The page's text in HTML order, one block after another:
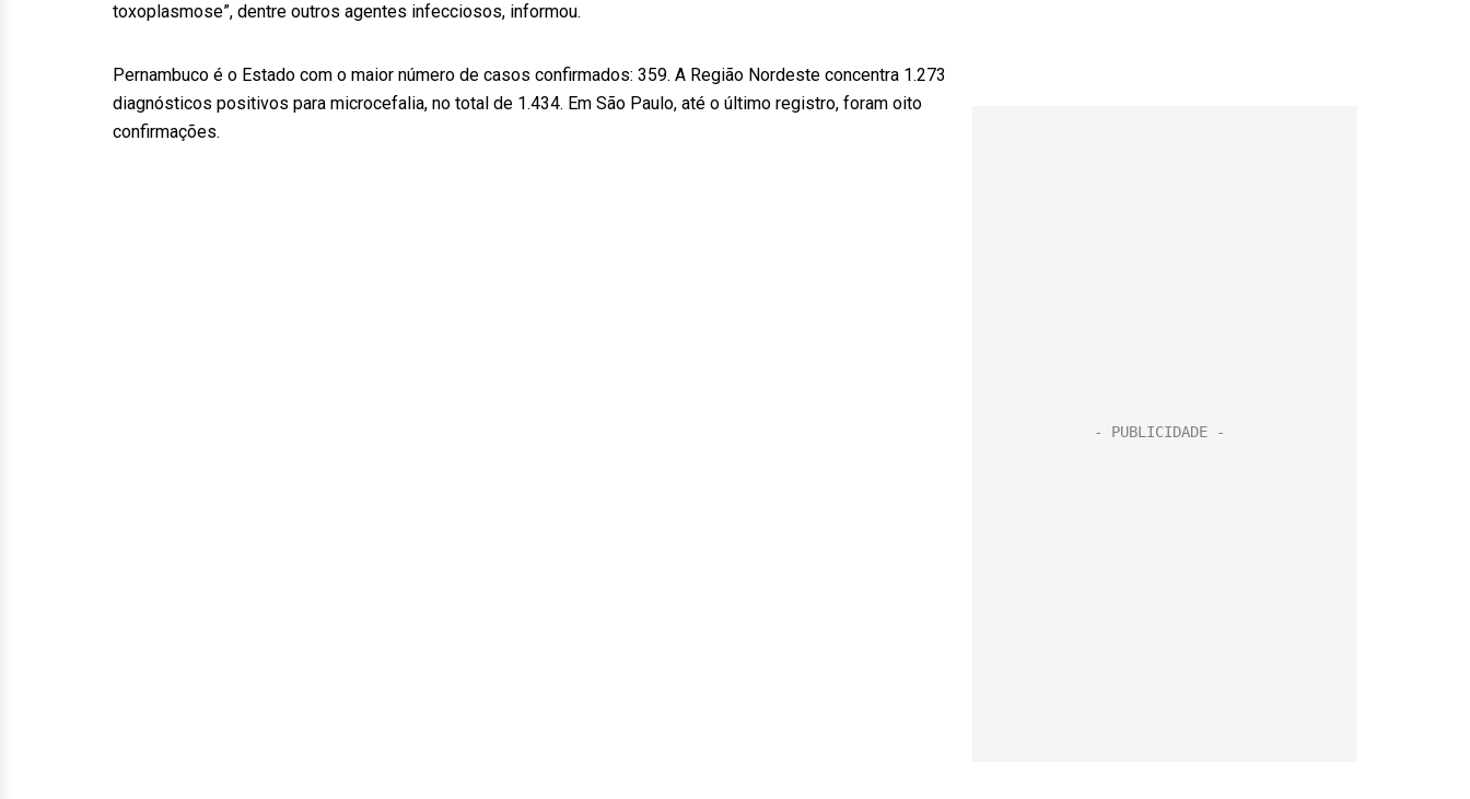
toxoplasmose”, dentre outros agentes infecciosos, informou.
Pernambuco é o Estado com o maior número de casos confirmados: 359. A Região Nordeste concentra 1.273
diagnósticos positivos para microcefalia, no total de 1.434. Em São Paulo, até o último registro, foram oito
confirmações.